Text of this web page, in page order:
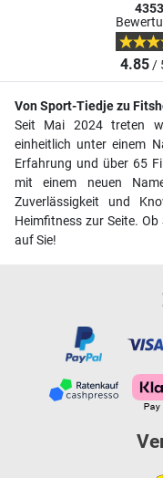
4.85/
Von Sport-Tiedje zu
Seit Mai 2024 treten
einheitlich unter einem
Erfahrung und über 65
mit einem neuen
Zuverlässigkeit und
Heimfitness zur Seite.
auf Sie!